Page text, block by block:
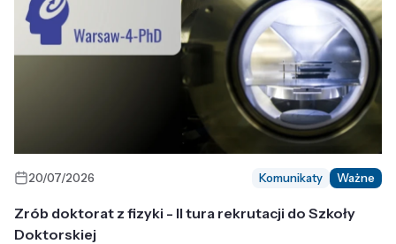
20/07/2026 Komunikaty Ważne
Zrób doktorat z fizyki - II tura rekrutacji do Szkoły
Doktorskiej